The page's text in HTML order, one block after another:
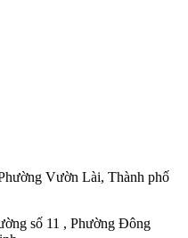
Vườn Lài, Thành phố
số 11 , Phường Đông